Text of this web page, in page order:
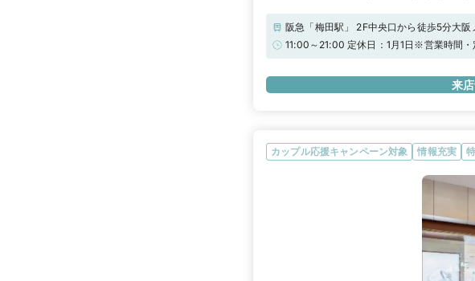
阪急「梅田駅」 2F中央口から徒歩5分大
11:00～21:00 定休日：1月1日※営業時間
来
カップル応援キャンペーン対象 情報充実